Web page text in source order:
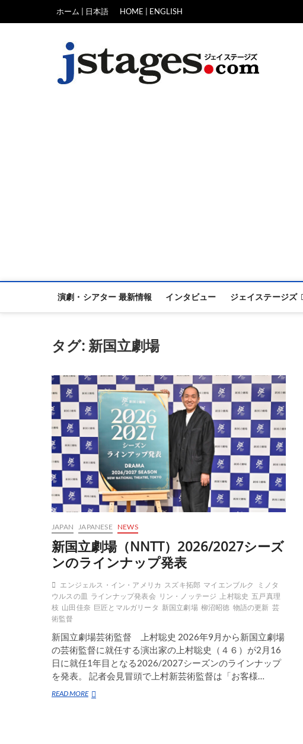
ホーム | 日本語 HOME | ENGLISH
演劇・シアター 最新情報 インタビュー ジェイステージズ
タグ: 新国立劇場
JAPAN JAPANESE NEWS
新国立劇場（NNTT）2026/2027シーズ
ンのラインナップ発表
エンジェルス・イン・アメリカ スズキ拓郎 マイエンブルク
ミノタ
ウルスの皿 ラインナップ発表会 リン・ノッテージ 上村聡史 五戸真理
枝 山田佳奈 巨匠とマルガリータ 新国立劇場 柳沼昭徳 物語の更新 芸
術監督
新国立劇場芸術監督 上村聡史 2026年9月から新国立劇場
の芸術監督に就任する演出家の上村聡史（４６）が2月16
日に就任1年目となる2026/2027シーズンのラインナップ
を発表。 記者会見冒頭で上村新芸術監督は「お客様…
READ MORE新